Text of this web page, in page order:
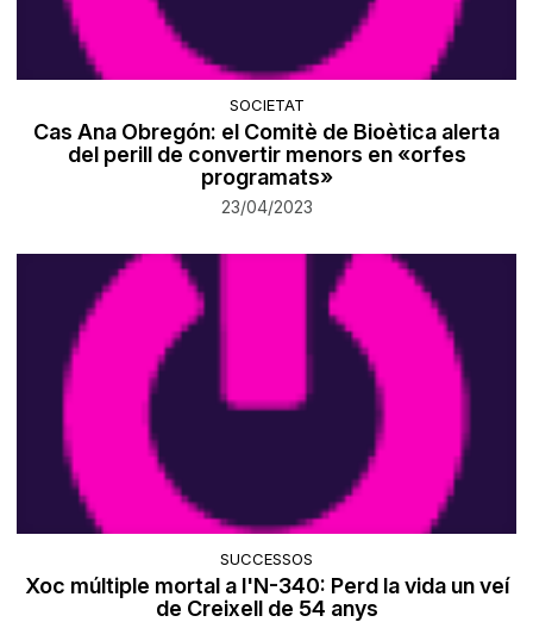
SOCIETAT
Cas Ana Obregón: el Comitè de Bioètica alerta
del perill de convertir menors en «orfes
programats»
23/04/2023
SUCCESSOS
Xoc múltiple mortal a l'N-340: Perd la vida un veí
de Creixell de 54 anys